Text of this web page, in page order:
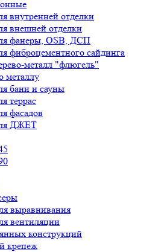
внутренней отделки
внешней отделки
фанеры, OSB, ДСП
фиброцементного сайдинга
металл "флюгель"
металлу
бани и сауны
террас
фасадов
ДЖЕТ
выравнивания
вентиляции
конструкций
крепеж